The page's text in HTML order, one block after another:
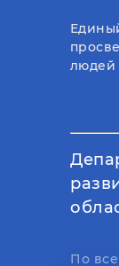
людей
По